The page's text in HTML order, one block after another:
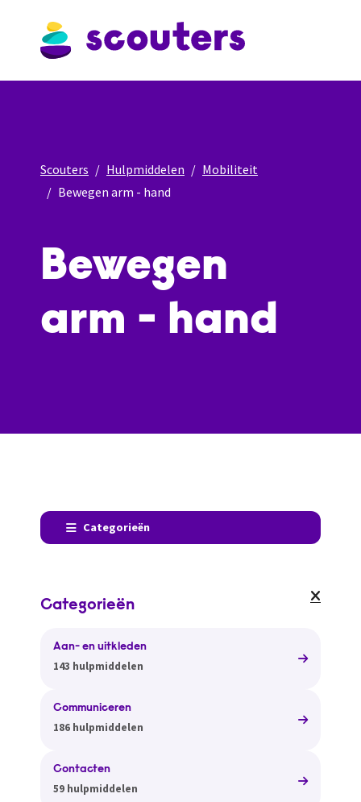
Scouters Hulpmiddelen
Mobiliteit
Bewegen arm - hand
Bewegen
arm - hand
Categorieën
Categorieën
Aan- en uitkleden
143 hulpmiddelen
Communiceren
186 hulpmiddelen
Contacten
59 hulpmiddelen